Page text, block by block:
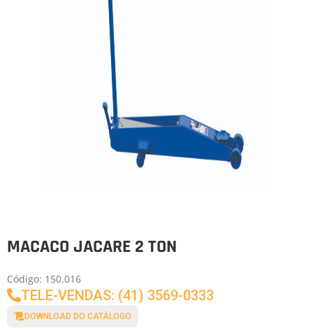
MACACO JACARE 2 TON
Código: 150.016
TELE-VENDAS: (41) 3569-0333
DOWNLOAD DO CATÁLOGO